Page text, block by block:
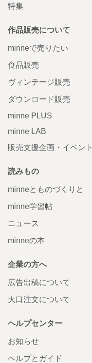
特集
作品販売について
minneで売りたい
食品販売
ヴィンテージ販売
ダウンロード販売
minne PLUS
minne LAB
販売支援企画・イベント
読みもの
minneとものづくりと
minne学習帖
ニュース
minneの本
企業の方へ
広告出稿について
大口注文について
ヘルプセンター
お知らせ
ヘルプとガイド